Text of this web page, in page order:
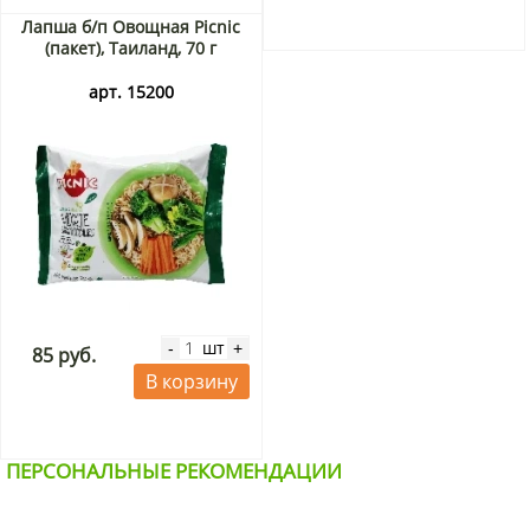
Лапша б/п Овощная Picnic
(пакет), Таиланд, 70 г
арт. 15200
85 руб. - шт +
В корзину
ПЕРСОНАЛЬНЫЕ РЕКОМЕНДАЦИИ